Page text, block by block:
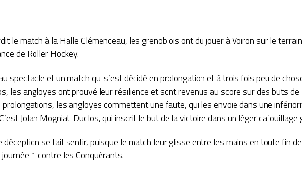
le match à la Halle Clémenceau, les grenoblois ont du jouer à Voiron sur le
de Roller Hockey.
spectacle et un match qui s’est décidé en prolongation et à trois fois peu de
les angloyes ont prouvé leur résilience et sont revenus au score sur des buts de
les angloyes commettent une faute, qui les envoie dans une
Jolan Mogniat-Duclos, qui inscrit le but de la victoire dans un léger cafouillage
déception se fait sentir, puisque le match leur glisse entre les mains en toute fin de
1 contre les Conquérants.